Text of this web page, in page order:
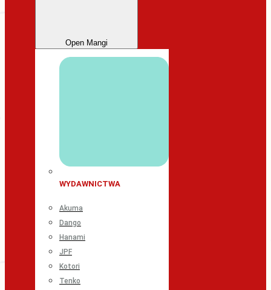
Open Mangi
WYDAWNICTWA
Akuma
Dango
Hanami
JPF
Kotori
Tenko